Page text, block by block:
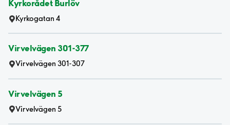
Kyrkorådet Burlöv
Kyrkogatan 4
Virvelvägen 301-377
Virvelvägen 301-307
Virvelvägen 5
Virvelvägen 5